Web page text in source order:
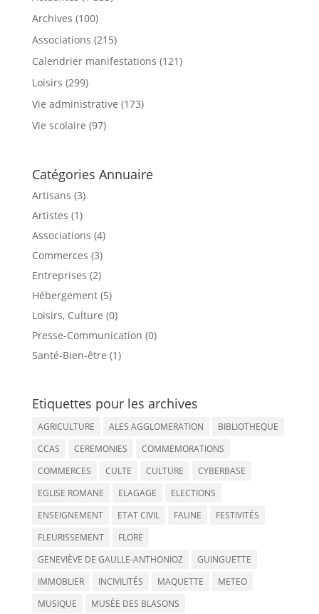
Archives (100)
Associations (215)
Calendrier manifestations (121)
Loisirs (299)
Vie administrative (173)
Vie scolaire (97)
Catégories Annuaire
Artisans (3)
Artistes (1)
Associations (4)
Commerces (3)
Entreprises (2)
Hébergement (5)
Loisirs, Culture (0)
Presse-Communication (0)
Santé-Bien-être (1)
Etiquettes pour les archives
AGRICULTURE ALES AGGLOMERATION
BIBLIOTHEQUE
CCAS
CEREMONIES
COMMEMORATIONS
COMMERCES
CULTE CULTURE
CYBERBASE
EGLISE ROMANE
ELAGAGE
ELECTIONS
ENSEIGNEMENT
ETAT CIVIL FAUNE
FESTIVITÉS
FLEURISSEMENT
FLORE
GENEVIÈVE DE GAULLE-ANTHONIOZ
GUINGUETTE
IMMOBLIER
INCIVILITÉS MAQUETTE
METEO
MUSIQUE
MUSÉE DES BLASONS